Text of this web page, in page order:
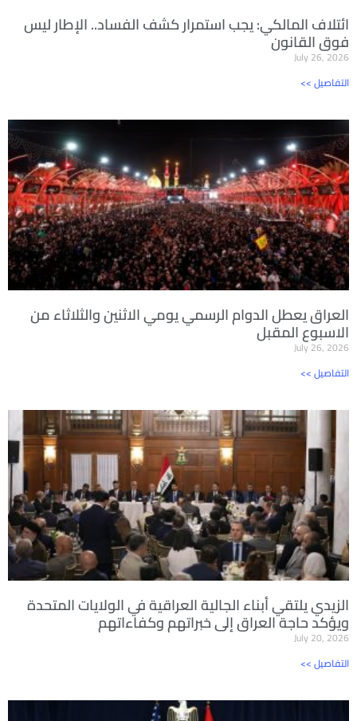
ائتلاف المالكي: يجب استمرار كشف الفساد.. الإطار ليس
فوق القانون
July 26, 2026
<< التفاصيل
العراق يعطل الدوام الرسمي يومي الاثنين والثلاثاء من
الاسبوع المقبل
July 26, 2026
<< التفاصيل
الزيدي يلتقي أبناء الجالية العراقية في الولايات المتحدة
ويؤكد حاجة العراق إلى خبراتهم وكفاءاتهم
July 20, 2026
<< التفاصيل